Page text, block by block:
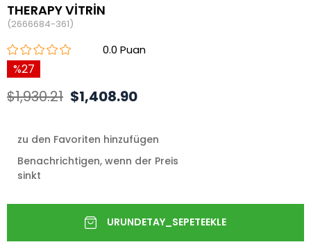
THERAPY VİTRİN
(2666684-361)
0.0
27
$1,930.21 $1,408.90
zu den Favoriten hinzufügen
Benachrichtigen, wenn der Preis
sinkt